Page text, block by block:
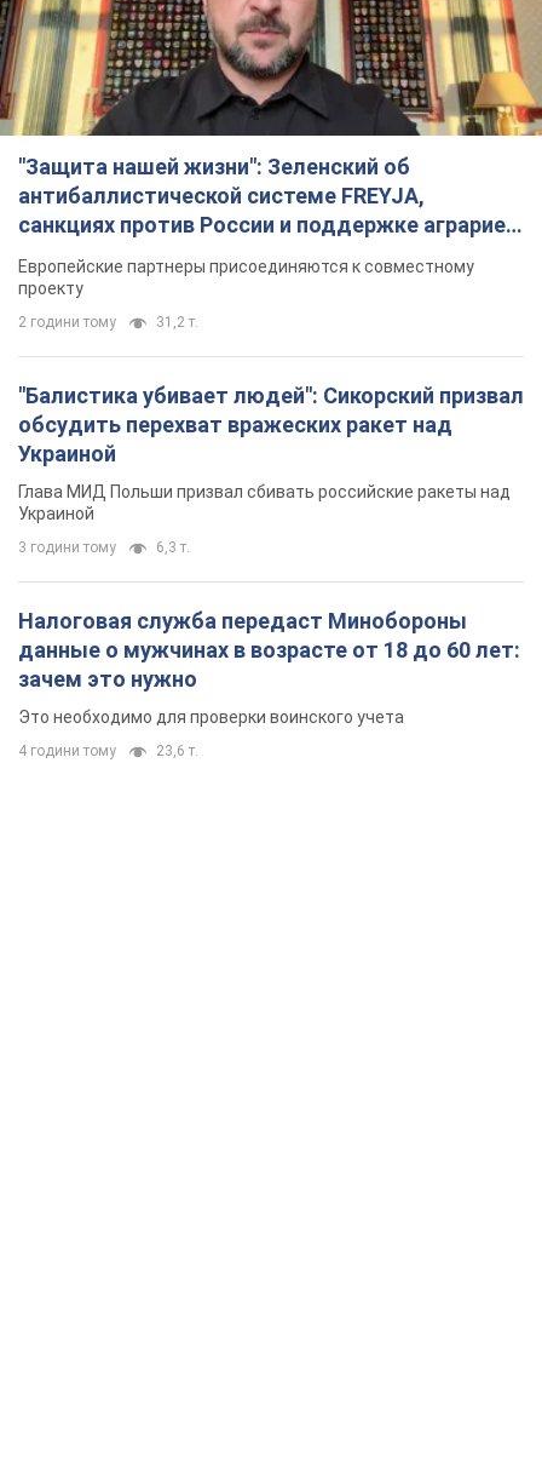
"Защита нашей жизни": Зеленский об
антибаллистической системе FREYJA,
санкциях против России и поддержке аграриев.
Видео
Европейские партнеры присоединяются к совместному
проекту
2 години тому 31,2 т.
"Балистика убивает людей": Сикорский призвал
обсудить перехват вражеских ракет над
Украиной
Глава МИД Польши призвал сбивать российские ракеты над
Украиной
3 години тому 6,3 т.
Налоговая служба передаст Минобороны
данные о мужчинах в возрасте от 18 до 60 лет:
зачем это нужно
Это необходимо для проверки воинского учета
4 години тому 23,6 т.